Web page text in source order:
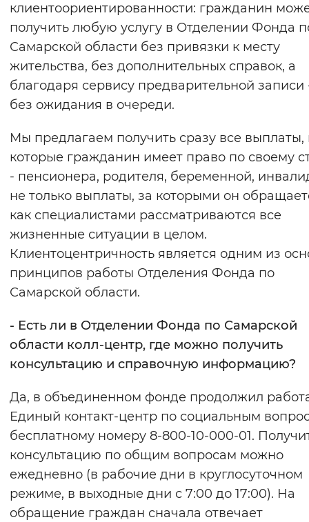
клиентоориентированности: гражданин
получить любую услугу в Отделении Фонда
Самарской области без привязки к месту
жительства, без дополнительных справок, а
благодаря сервису предварительной записи
без ожидания в очереди.
Мы предлагаем получить сразу все выплаты,
которые гражданин имеет право по своему
- пенсионера, родителя, беременной,
не только выплаты, за которыми он
как специалистами рассматриваются все
жизненные ситуации в целом.
Клиентоцентричность является одним из
принципов работы Отделения Фонда по
Самарской области.
- Есть ли в Отделении Фонда по Самарской
области колл-центр, где можно получить
консультацию и справочную информацию?
Да, в объединенном фонде продолжил
Единый контакт-центр по социальным
бесплатному номеру 8-800-10-000-01.
консультацию по общим вопросам можно
ежедневно (в рабочие дни в круглосуточном
режиме, в выходные дни с 7:00 до 17:00). На
обращение граждан сначала отвечает